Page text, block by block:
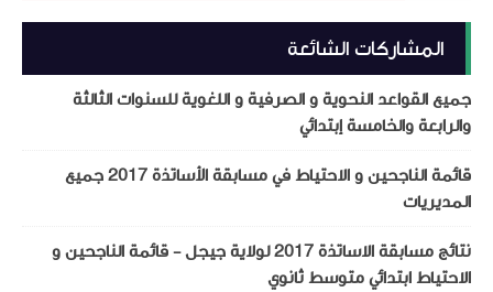
المشاركات الشائعة
جميع القواعد النحوية و الصرفية و اللغوية للسنوات الثالثة
والرابعة والخامسة إبتدائي
قائمة الناجحين و الاحتياط في مسابقة الأساتذة 2017 جميع
المديريات
نتائج مسابقة الاساتذة 2017 لولاية جيجل - قائمة الناجحين و
الاحتياط ابتدائي متوسط ثانوي